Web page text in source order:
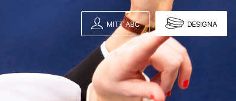
MITT ABC DESIGNA